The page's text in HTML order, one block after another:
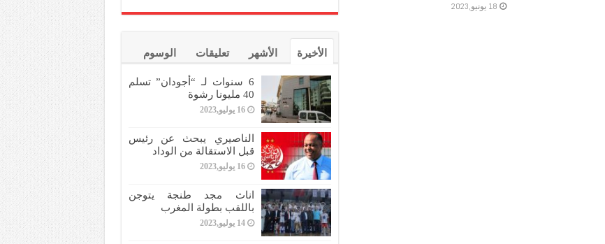
18 يونيو,2023
الأخيرة الأشهر تعليقات الوسوم
6 سنوات لـ “أجودان” تسلم
40 مليونا رشوة
16 يوليو,2023
الناصيري يبحث عن رئيس
قبل الاستقالة من الوداد
16 يوليو,2023
اناث مجد طنجة يتوجن
باللقب بطولة المغرب
14 يوليو,2023